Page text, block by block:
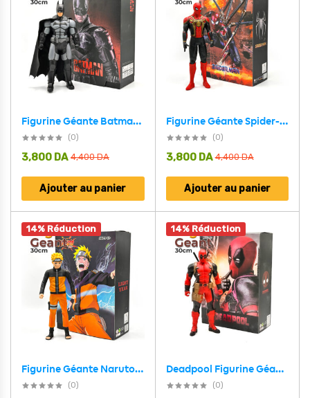
Figurine Géante Batman 30 cm en PVC Le Chevalier Noir à Collectionner
(0)
4,400DA
3,800 DA
Ajouter au panier
Figurine Géante Spider-Man 30 cm en PVC Le Super-Héros Mythique à Collectionner
(0)
4,400DA
3,800 DA
Ajouter au panier
14% Réduction
Figurine Géante Naruto 30 cm en PVC Le Héros de Konoha à Collectionner
(0)
14% Réduction
Deadpool Figurine Géant 30cm en PVC
(0)